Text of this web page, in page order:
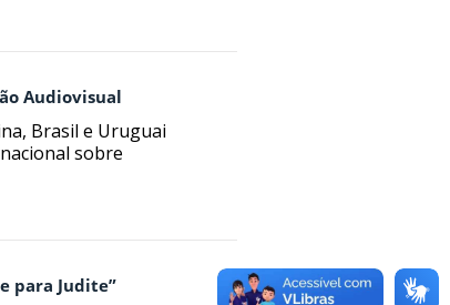
Audiovisual
Brasil e Uruguai
sobre
para Judite”